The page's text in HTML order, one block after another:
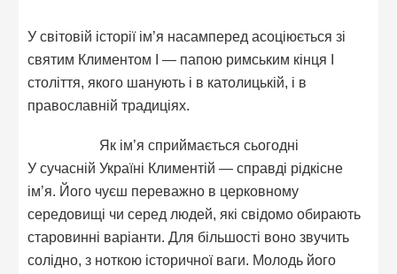
У світовій історії ім’я насамперед асоціюється зі
святим Климентом I — папою римським кінця I
століття, якого шанують і в католицькій, і в
православній традиціях.
Як ім’я сприймається сьогодні
У сучасній Україні Климентій — справді рідкісне
ім’я. Його чуєш переважно в церковному
середовищі чи серед людей, які свідомо обирають
старовинні варіанти. Для більшості воно звучить
солідно, з ноткою історичної ваги. Молодь його